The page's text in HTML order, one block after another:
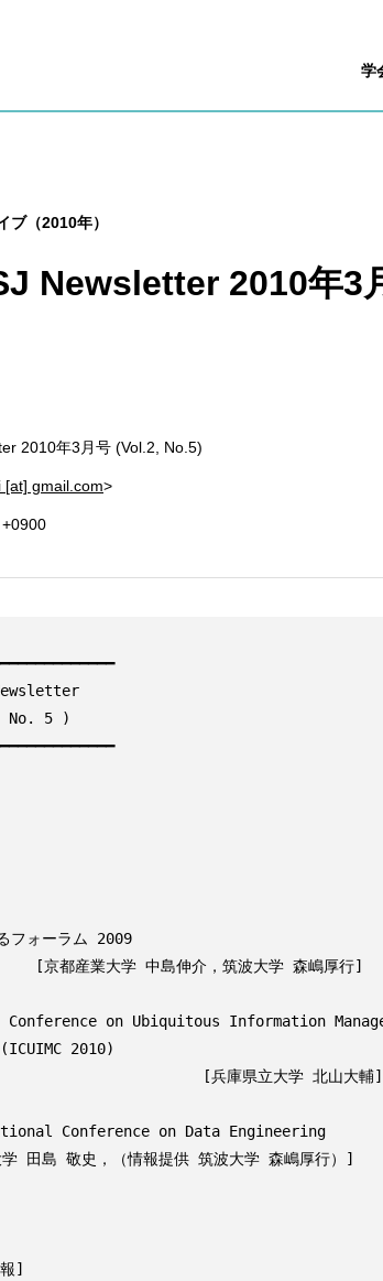
学
（2010年）
Newsletter 2010年3
2010年3月号 (Vol.2, No.5)
[at] gmail.com>
Newsletter
No. 5 )
]